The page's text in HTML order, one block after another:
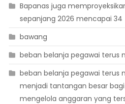
Bapanas juga
sepanjang 2026 mencapai 34
bawang
beban belanja pegawai terus
beban belanja pegawai terus
menjadi tantangan besar
mengelola anggaran yang